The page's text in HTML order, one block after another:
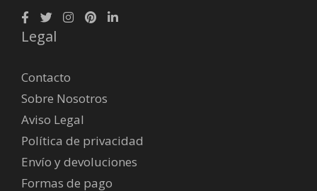
Legal
Contacto
Sobre Nosotros
Aviso Legal
Política de privacidad
Envío y devoluciones
Formas de pago